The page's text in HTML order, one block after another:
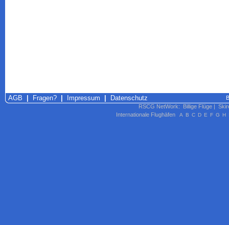
AGB Fragen? Impressum Datenschutz
RSCG NetWork: Billige Flüge |
Internationale Flughäfen
A B C D E F G H